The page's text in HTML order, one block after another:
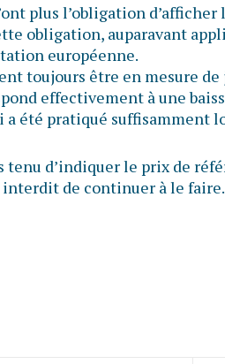
plus l’obligation d’afficher
obligation, auparavant
européenne.
toujours être en mesure
effectivement à une
a été pratiqué suffisamment
tenu d’indiquer le prix de
de continuer à le faire.